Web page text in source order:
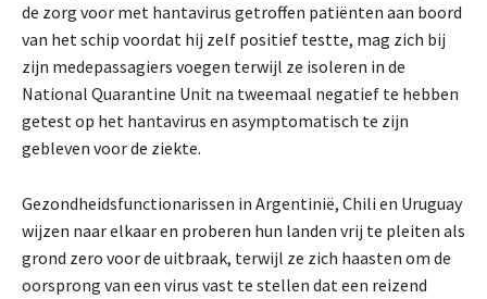
de zorg voor met hantavirus getroffen patiënten aan boord
van het schip voordat hij zelf positief testte, mag zich bij
zijn medepassagiers voegen terwijl ze isoleren in de
National Quarantine Unit na tweemaal negatief te hebben
getest op het hantavirus en asymptomatisch te zijn
gebleven voor de ziekte.
Gezondheidsfunctionarissen in Argentinië, Chili en Uruguay
wijzen naar elkaar en proberen hun landen vrij te pleiten als
grond zero voor de uitbraak, terwijl ze zich haasten om de
oorsprong van een virus vast te stellen dat een reizend